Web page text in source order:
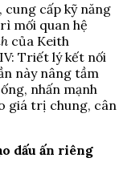
cung cấp kỹ năng
mối quan hệ
của Keith
Triết lý kết nối
này nâng tầm
nhấn mạnh
giá trị chung, cân
dấu ấn riêng